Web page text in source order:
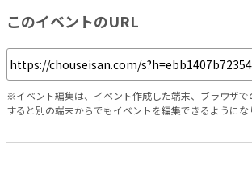
このイベントのURL
※イベント編集は、イベント作成した端末、ブラウザで
すると別の端末からでもイベントを編集できるようにな